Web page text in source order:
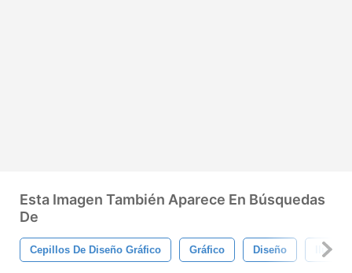
Esta Imagen También Aparece En Búsquedas
De
Cepillos De Diseño Gráfico Gráfico Diseño